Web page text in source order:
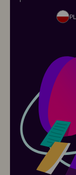
PL